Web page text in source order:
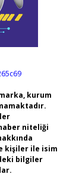
kurum
niteliği
kişiler ile isim
bilgiler